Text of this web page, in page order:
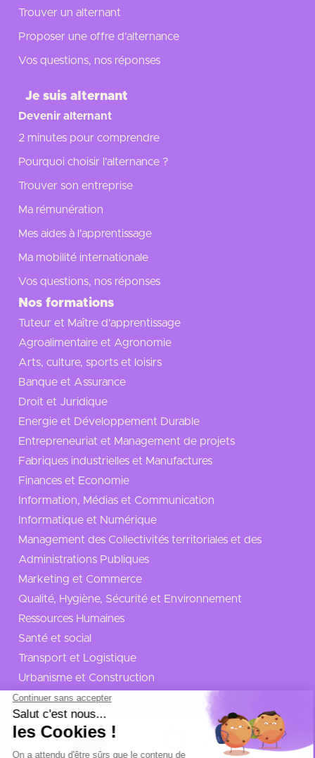
Trouver un alternant
Proposer une offre d’alternance
Vos questions, nos réponses
Je suis alternant
Devenir alternant
2 minutes pour comprendre
Pourquoi choisir l’alternance ?
Trouver son entreprise
Ma rémunération
Mes aides à l'apprentissage
Ma mobilité internationale
Vos questions, nos réponses
Nos formations
Tuteur et Maître d'apprentissage
Agroalimentaire et Agronomie
Arts, culture, sports et loisirs
Banque et Assurance
Droit et Juridique
Energie et Développement Durable
Entrepreneuriat et Management de projets
Fabriques industrielles et Manufactures
Finances et Economie
Information, Médias et Communication
Informatique et Numérique
Management des Collectivités territoriales et des
Administrations Publiques
Marketing et Commerce
Qualité, Hygiène, Sécurité et Environnement
Ressources Humaines
Santé et social
Transport et Logistique
Urbanisme et Construction